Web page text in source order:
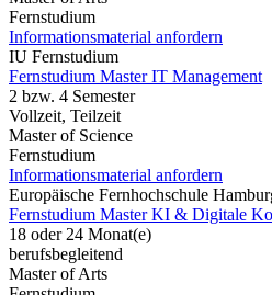
Fernstudium
Informationsmaterial anfordern
IU Fernstudium
Fernstudium Master IT Management
2 bzw. 4 Semester
Vollzeit, Teilzeit
Master of Science
Fernstudium
Informationsmaterial anfordern
Europäische Fernhochschule
Fernstudium Master KI & Digitale
18 oder 24 Monat(e)
berufsbegleitend
Master of Arts